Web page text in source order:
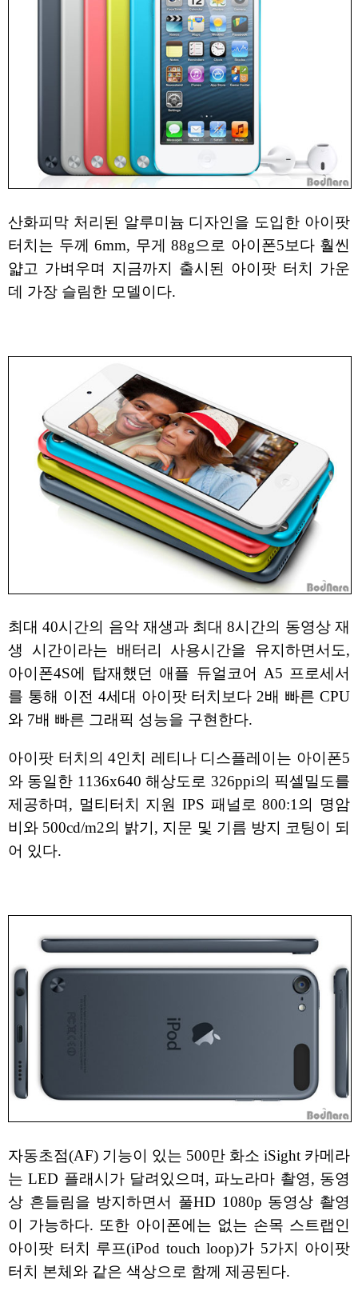
산화피막 처리된 알루미늄 디자인을 도입한 아이팟
터치는 두께 6mm, 무게 88g으로 아이폰5보다 훨씬
얇고 가벼우며 지금까지 출시된 아이팟 터치 가운
데 가장 슬림한 모델이다.
최대 40시간의 음악 재생과 최대 8시간의 동영상 재
생 시간이라는 배터리 사용시간을 유지하면서도,
아이폰4S에 탑재했던 애플 듀얼코어 A5 프로세서
를 통해 이전 4세대 아이팟 터치보다 2배 빠른 CPU
와 7배 빠른 그래픽 성능을 구현한다.
아이팟 터치의 4인치 레티나 디스플레이는 아이폰5
와 동일한 1136x640 해상도로 326ppi의 픽셀밀도를
제공하며, 멀티터치 지원 IPS 패널로 800:1의 명암
비와 500cd/m2의 밝기, 지문 및 기름 방지 코팅이 되
어 있다.
자동초점(AF) 기능이 있는 500만 화소 iSight 카메라
는 LED 플래시가 달려있으며, 파노라마 촬영, 동영
상 흔들림을 방지하면서 풀HD 1080p 동영상 촬영
이 가능하다. 또한 아이폰에는 없는 손목 스트랩인
아이팟 터치 루프(iPod touch loop)가 5가지 아이팟
터치 본체와 같은 색상으로 함께 제공된다.